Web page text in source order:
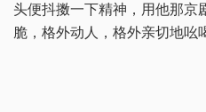
头便抖擞一下精神，用他那京
脆，格外动人，格外亲切地吆